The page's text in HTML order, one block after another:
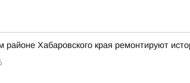
районе Хабаровского края ремонтируют